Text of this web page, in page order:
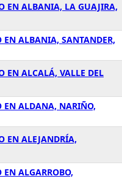
EN ALBANIA, LA GUAJIRA,
EN ALBANIA, SANTANDER,
EN ALCALÁ, VALLE DEL
EN ALDANA, NARIÑO,
EN ALEJANDRÍA,
ALGARROBO,